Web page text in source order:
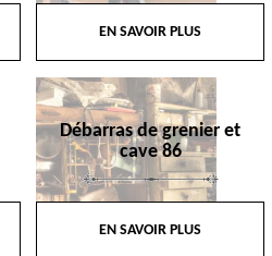
EN SAVOIR PLUS
Débarras de grenier et
cave 86
EN SAVOIR PLUS